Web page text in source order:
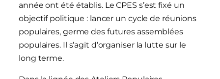
année ont été établis. Le CPES s’est fixé un
objectif politique : lancer un cycle de réunions
populaires, germe des futures assemblées
populaires. Il s’agit d’organiser la lutte sur le
long terme.